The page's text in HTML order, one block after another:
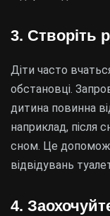
3. Створіть
Діти часто
обстановці.
дитина повинна
наприклад, після
сном. Це
відвідувань
4.